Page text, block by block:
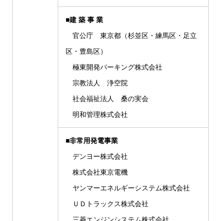
■建 築 事 業
官公庁 東京都（杉並区・練馬区・足立
区・豊島区）
極東開発パーキング株式会社
宗教法人 浄空院
社会福祉法人 桑の実会
明和管理株式会社
■非常用発電事業
デンヨー株式会社
株式会社東京電機
ヤンマーエネルギーシステム株式会社
ＵＤトラックス株式会社